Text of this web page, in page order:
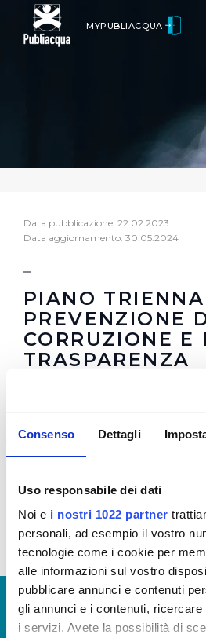
Consenso Dettagli
Uso responsabile dei dati
Noi e i nostri 1022 partner
personali, ad esempio il vostro
tecnologie come i cookie per
alle informazioni sul vostro
pubblicare annunci e contenuti
gli annunci e i contenuti,
i servizi. Avete la possibilità di
MYPUBLIACQUA
Data pubblicazione: 22.02.2023
Data aggiornamento: 30.05.2024
PIANO
PREVENZIONE
CORRUZIONE E
TRASPARENZA
RegolamentoeAllegato 1per
Prevenzione della Corruzione
08/10/2021 (Visualizza
Prevenzione della Corruzione
© Copyright 2017 - 2026